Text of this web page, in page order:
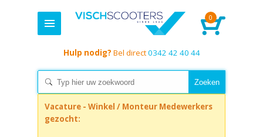
0
Hulp nodig? Bel direct0342 42 40 44
Vacature - Winkel / Monteur Medewerkers
gezocht: